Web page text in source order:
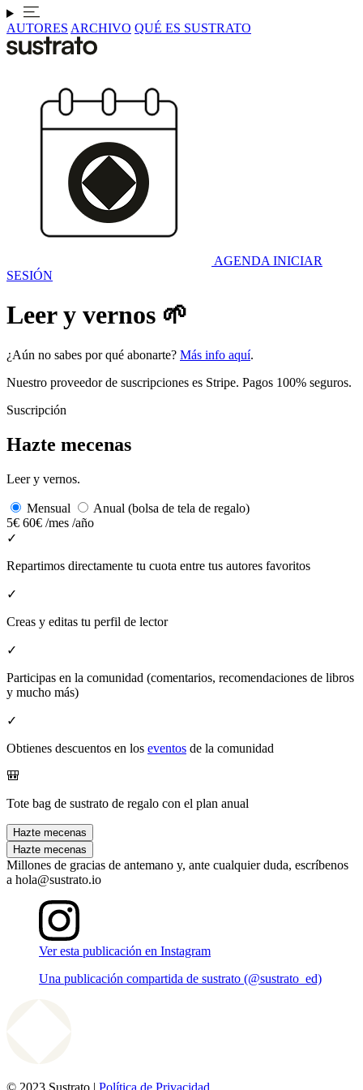
AUTORES ARCHIVO QUÉ ES SUSTRATO
AGENDA INICIAR
SESIÓN
Leer y vernos 🌱
¿Aún no sabes por qué abonarte? Más info aquí.
Nuestro proveedor de suscripciones es Stripe. Pagos 100% seguros.
Suscripción
Hazte mecenas
Leer y vernos.
Mensual
Anual (bolsa de tela de regalo)
5€ 60€ /mes /año
✓
Repartimos directamente tu cuota entre tus autores favoritos
✓
Creas y editas tu perfil de lector
✓
Participas en la comunidad (comentarios, recomendaciones de libros
y mucho más)
✓
Obtienes descuentos en los eventos de la comunidad
🎒
Tote bag de sustrato de regalo con el plan anual
Hazte mecenas
Hazte mecenas
Millones de gracias de antemano y, ante cualquier duda, escríbenos
a hola@sustrato.io
Ver esta publicación en Instagram
Una publicación compartida de sustrato (@sustrato_ed)
© 2023 Sustrato | Política de Privacidad